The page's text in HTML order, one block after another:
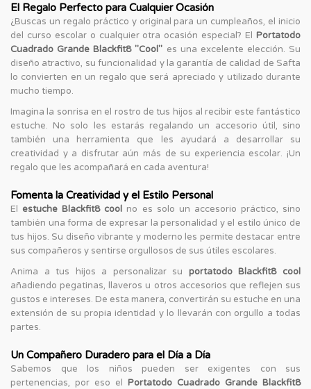
El Regalo Perfecto para Cualquier Ocasión
¿Buscas un regalo práctico y original para un cumpleaños, el inicio
del curso escolar o cualquier otra ocasión especial? El Portatodo
Cuadrado Grande Blackfit8 "Cool" es una excelente elección. Su
diseño atractivo, su funcionalidad y la garantía de calidad de Safta
lo convierten en un regalo que será apreciado y utilizado durante
mucho tiempo.
Imagina la sonrisa en el rostro de tus hijos al recibir este fantástico
estuche. No solo les estarás regalando un accesorio útil, sino
también una herramienta que les ayudará a desarrollar su
creatividad y a disfrutar aún más de su experiencia escolar. ¡Un
regalo que les acompañará en cada aventura!
Fomenta la Creatividad y el Estilo Personal
El estuche Blackfit8 cool no es solo un accesorio práctico, sino
también una forma de expresar la personalidad y el estilo único de
tus hijos. Su diseño vibrante y moderno les permite destacar entre
sus compañeros y sentirse orgullosos de sus útiles escolares.
Anima a tus hijos a personalizar su portatodo Blackfit8 cool
añadiendo pegatinas, llaveros u otros accesorios que reflejen sus
gustos e intereses. De esta manera, convertirán su estuche en una
extensión de su propia identidad y lo llevarán con orgullo a todas
partes.
Un Compañero Duradero para el Día a Día
Sabemos que los niños pueden ser exigentes con sus
pertenencias, por eso el Portatodo Cuadrado Grande Blackfit8